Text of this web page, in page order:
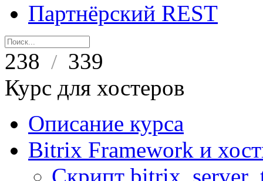
Партнёрский REST
238 / 339
Курс для хостеров
Описание курса
Bitrix Framework и